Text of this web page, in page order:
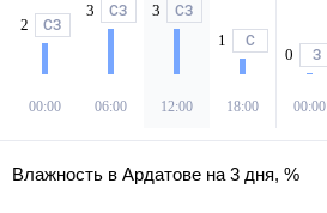
2 СЗ
00:00
3 СЗ
06:00
3 СЗ
12:00
1 С
18:00
0 З
00:00
Влажность в Ардатове на 3 дня, %